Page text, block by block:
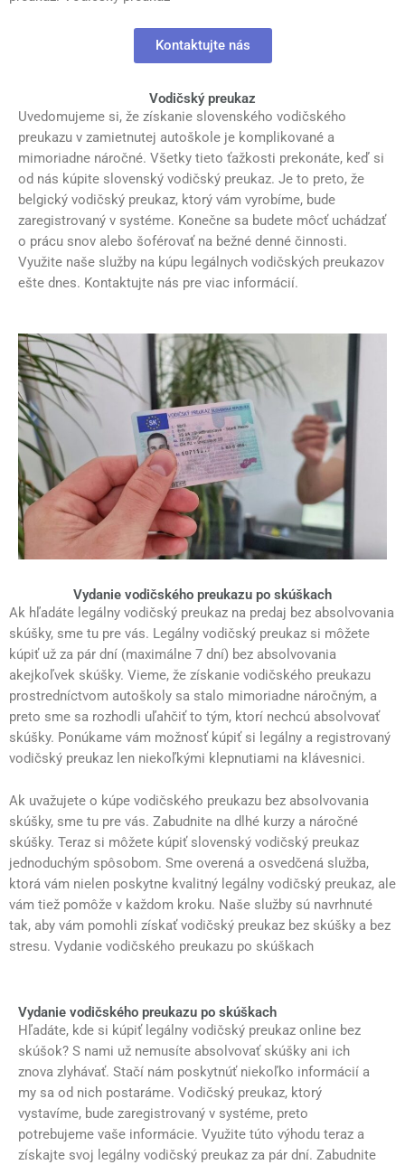
Kontaktujte nás
Vodičský preukaz
Uvedomujeme si, že získanie slovenského vodičského
preukazu v zamietnutej autoškole je komplikované a
mimoriadne náročné. Všetky tieto ťažkosti prekonáte, keď si
od nás kúpite slovenský vodičský preukaz. Je to preto, že
belgický vodičský preukaz, ktorý vám vyrobíme, bude
zaregistrovaný v systéme. Konečne sa budete môcť uchádzať
o prácu snov alebo šoférovať na bežné denné činnosti.
Využite naše služby na kúpu legálnych vodičských preukazov
ešte dnes. Kontaktujte nás pre viac informácií.
Vydanie vodičského preukazu po skúškach
Ak hľadáte legálny vodičský preukaz na predaj bez absolvovania
skúšky, sme tu pre vás. Legálny vodičský preukaz si môžete
kúpiť už za pár dní (maximálne 7 dní) bez absolvovania
akejkoľvek skúšky. Vieme, že získanie vodičského preukazu
prostredníctvom autoškoly sa stalo mimoriadne náročným, a
preto sme sa rozhodli uľahčiť to tým, ktorí nechcú absolvovať
skúšky. Ponúkame vám možnosť kúpiť si legálny a registrovaný
vodičský preukaz len niekoľkými klepnutiami na klávesnici.
Ak uvažujete o kúpe vodičského preukazu bez absolvovania
skúšky, sme tu pre vás. Zabudnite na dlhé kurzy a náročné
skúšky. Teraz si môžete kúpiť slovenský vodičský preukaz
jednoduchým spôsobom. Sme overená a osvedčená služba,
ktorá vám nielen poskytne kvalitný legálny vodičský preukaz, ale
vám tiež pomôže v každom kroku. Naše služby sú navrhnuté
tak, aby vám pomohli získať vodičský preukaz bez skúšky a bez
stresu. Vydanie vodičského preukazu po skúškach
Vydanie vodičského preukazu po skúškach
Hľadáte, kde si kúpiť legálny vodičský preukaz online bez
skúšok? S nami už nemusíte absolvovať skúšky ani ich
znova zlyhávať. Stačí nám poskytnúť niekoľko informácií a
my sa od nich postaráme. Vodičský preukaz, ktorý
vystavíme, bude zaregistrovaný v systéme, preto
potrebujeme vaše informácie. Využite túto výhodu teraz a
získajte svoj legálny vodičský preukaz za pár dní. Zabudnite